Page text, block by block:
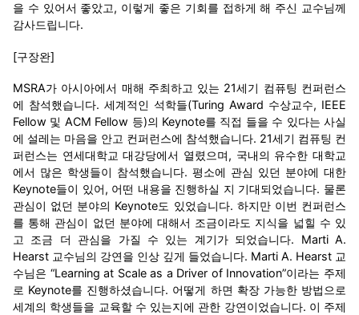
을 수 있어서 좋았고, 이렇게 좋은 기회를 접하게 해 주신 교수님께
감사드립니다.
[구장완]
MSRA가 아시아에서 매해 주최하고 있는 21세기 컴퓨팅 컨퍼런스
에 참석했습니다. 세계적인 석학들(Turing Award 수상교수, IEEE
Fellow 및 ACM Fellow 등)의 Keynote를 직접 들을 수 있다는 사실
에 설레는 마음을 안고 컨퍼런스에 참석했습니다. 21세기 컴퓨팅 컨
퍼런스는 연세대학교 대강당에서 열렸으며, 국내의 유수한 대학교
에서 많은 학생들이 참석했습니다. 평소에 관심 있던 분야에 대한
Keynote들이 있어, 어떤 내용을 진행하실 지 기대되었습니다. 물론
관심이 없던 분야의 Keynote도 있었습니다. 하지만 이번 컨퍼런스
를 통해 관심이 없던 분야에 대해서 조금이라도 지식을 넓힐 수 있
고 조금 더 관심을 가질 수 있는 계기가 되었습니다. Marti A.
Hearst 교수님의 강연을 인상 깊게 들었습니다. Marti A. Hearst 교
수님은 “Learning at Scale as a Driver of Innovation”이라는 주제
로 Keynote를 진행하셨습니다. 어떻게 하면 확장 가능한 방법으로
세계의 학생들을 교육할 수 있는지에 관한 강연이었습니다. 이 주제